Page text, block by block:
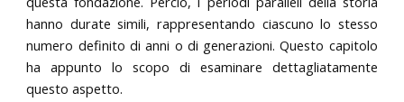
hanno durate simili, rappresentando ciascuno lo stesso
numero definito di anni o di generazioni. Questo capitolo
ha appunto lo scopo di esaminare dettagliatamente
questo aspetto.